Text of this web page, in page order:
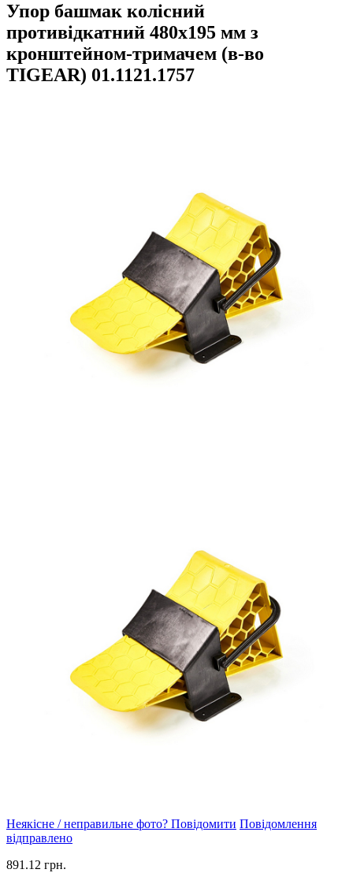
Упор башмак колісний
противідкатний 480х195 мм з
кронштейном-тримачем (в-во
TIGEAR) 01.1121.1757
Неякісне / неправильне фото? Повідомити Повідомлення
відправлено
891.12 грн.